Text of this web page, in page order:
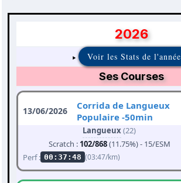
2026
Voir les Stats de l'année
Ses Courses
13/06/2026
Corrida de Langueux
Populaire -50min
Langueux(22)
Scratch : 102/868(11.75%) - 15/ESM
Perf : 00:37:48 (03:47/km)